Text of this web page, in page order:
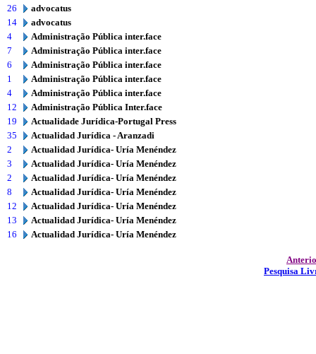
26
advocatus
14
advocatus
4
Administração Pública inter.face
7
Administração Pública inter.face
6
Administração Pública inter.face
1
Administração Pública inter.face
4
Administração Pública inter.face
12
Administração Pública Inter.face
19
Actualidade Jurídica-Portugal Press
35
Actualidad Jurídica - Aranzadi
2
Actualidad Jurídica- Uría Menéndez
3
Actualidad Jurídica- Uría Menéndez
2
Actualidad Jurídica- Uría Menéndez
8
Actualidad Jurídica- Uría Menéndez
12
Actualidad Jurídica- Uría Menéndez
13
Actualidad Jurídica- Uría Menéndez
16
Actualidad Jurídica- Uría Menéndez
Pesquisa